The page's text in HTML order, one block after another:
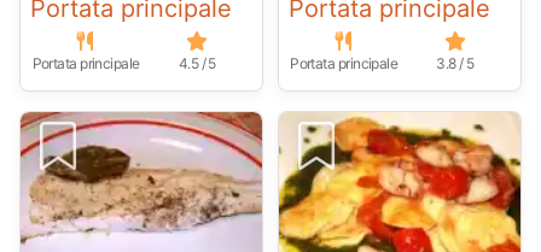
Portata principale
Portata principale 4.5 / 5
Portata principale
Portata principale 3.8 / 5